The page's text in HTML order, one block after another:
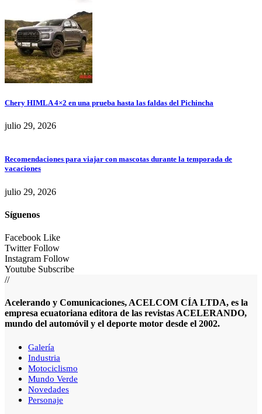
Chery HIMLA 4×2 en una prueba hasta las faldas del Pichincha
julio 29, 2026
Recomendaciones para viajar con mascotas durante la temporada de
vacaciones
julio 29, 2026
Síguenos
Facebook Like
Twitter Follow
Instagram Follow
Youtube Subscribe
//
Acelerando y Comunicaciones, ACELCOM CÍA LTDA, es la
empresa ecuatoriana editora de las revistas ACELERANDO,
mundo del automóvil y el deporte motor desde el 2002.
Galería
Industria
Motociclismo
Mundo Verde
Novedades
Personaje